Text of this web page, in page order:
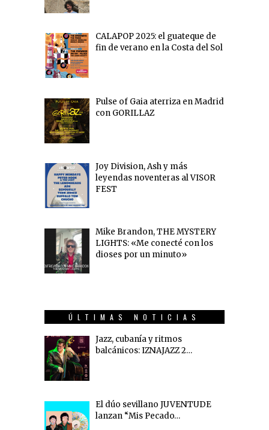
CALAPOP 2025: el guateque de
fin de verano en la Costa del Sol
Pulse of Gaia aterriza en Madrid
con GORILLAZ
Joy Division, Ash y más
leyendas noventeras al VISOR
FEST
Mike Brandon, THE MYSTERY
LIGHTS: «Me conecté con los
dioses por un minuto»
ÚLTIMAS NOTICIAS
Jazz, cubanía y ritmos
balcánicos: IZNAJAZZ 2…
El dúo sevillano JUVENTUDE
lanzan “Mis Pecado…